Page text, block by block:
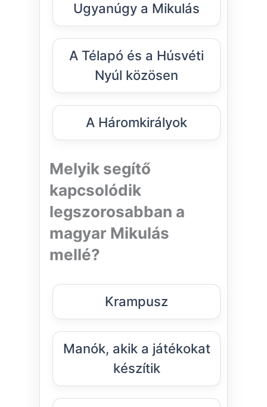
Ugyanúgy a Mikulás
A Télapó és a Húsvéti
Nyúl közösen
A Háromkirályok
Melyik segítő
kapcsolódik
legszorosabban a
magyar Mikulás
mellé?
Krampusz
Manók, akik a játékokat
készítik